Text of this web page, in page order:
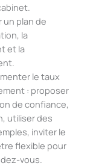
plan de
la
et la
le taux
: proposer
de confiance,
utiliser des
inviter le
flexible pour
vous.